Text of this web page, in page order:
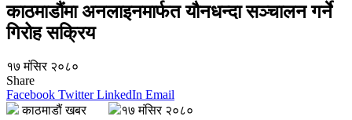
काठमाडौंमा अनलाइनमार्फत यौनधन्दा सञ्चालन गर्ने
गिरोह सक्रिय
१७ मंसिर २०८०
Share
Facebook Twitter LinkedIn Email
काठमाडौं खबर
१७ मंसिर २०८०